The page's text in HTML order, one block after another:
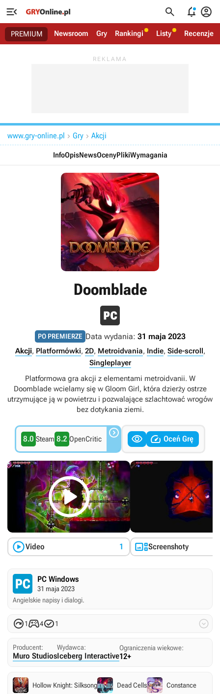
   
PREMIUM Newsroom Gry Rankingi Listy Recenzje
www.gry-online.pl  Gry  Akcji
InfoOpisNewsOcenyPlikiWymagania
Doomblade
PO PREMIERZE Data wydania: 31 maja 2023
Akcji, Platformówki, 2D, Metroidvania, Indie, Side-scroll,
Singleplayer
Platformowa gra akcji z elementami metroidvanii. W
Doomblade wcielamy się w Gloom Girl, która dzierży ostrze
utrzymujące ją w powietrzu i pozwalające szlachtować wrogów
bez dotykania ziemi.
8.0 Steam 8.2 OpenCritic    Oceń Grę

Video 1 Screenshoty
PC Windows
31 maja 2023
Angielskie napisy i dialogi.
141 
Producent:
Muro Studios
Wydawca:
Iceberg Interactive
Ograniczenia wiekowe:
12+
Hollow Knight: Silksong Dead Cells Constance